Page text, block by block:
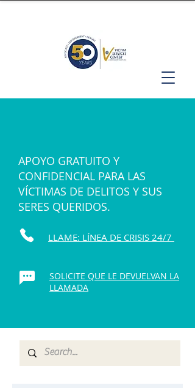
APOYO GRATUITO Y
CONFIDENCIAL PARA LAS
VÍCTIMAS DE DELITOS Y SUS
SERES QUERIDOS.
LLAME: LÍNEA DE CRISIS 24/7
SOLICITE QUE LE DEVUELVAN LA
LLAMADA